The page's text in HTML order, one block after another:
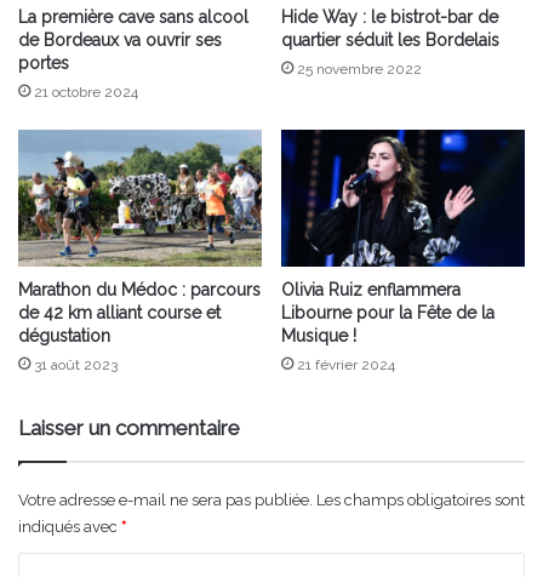
La première cave sans alcool
de Bordeaux va ouvrir ses
portes
21 octobre 2024
Hide Way : le bistrot-bar de
quartier séduit les Bordelais
25 novembre 2022
Marathon du Médoc : parcours
de 42 km alliant course et
dégustation
31 août 2023
Olivia Ruiz enflammera
Libourne pour la Fête de la
Musique !
21 février 2024
Laisser un commentaire
Votre adresse e-mail ne sera pas publiée. Les champs obligatoires sont
indiqués avec *